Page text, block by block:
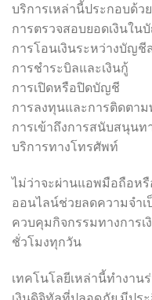
บริการเหล่านี้ประกอบด้ว
การตรวจสอบยอดเงินใ
การโอนเงินระหว่างบัญ
การชำระบิลและเงินกู้
การเปิดหรือปิดบัญชี
การลงทุนและการติดตา
การเข้าถึงการสนับสนุนท
บริการทางโทรศัพท์
ไม่ว่าจะผ่านแอพมือถือห
ออนไลน์ช่วยลดความจำ
ควบคุมกิจกรรมทางการเ
ชั่วโมงทุกวัน
เทคโนโลยีเหล่านี้ทำงาน